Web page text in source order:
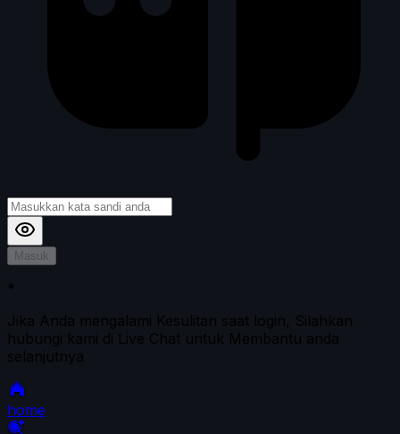
Masuk
*
Jika Anda mengalami Kesulitan saat login, Silahkan
hubungi kami di Live Chat untuk Membantu anda
selanjutnya
home